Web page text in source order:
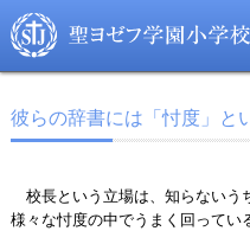
彼らの辞書には「忖度」と
校長という立場は、知らないう
様々な忖度の中でうまく回ってい